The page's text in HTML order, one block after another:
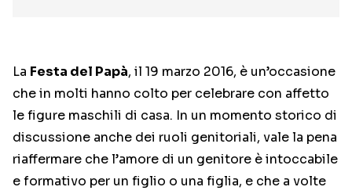
La Festa del Papà, il 19 marzo 2016, è un’occasione
che in molti hanno colto per celebrare con affetto
le figure maschili di casa. In un momento storico di
discussione anche dei ruoli genitoriali, vale la pena
riaffermare che l’amore di un genitore è intoccabile
e formativo per un figlio o una figlia, e che a volte